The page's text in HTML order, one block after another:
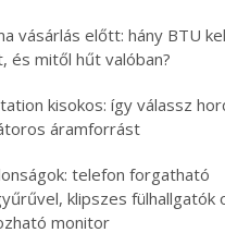
vásárlás előtt: hány BTU
és mitől hűt valóban?
kisokos: így válassz
áramforrást
telefon forgatható
klipszes fülhallgatók
monitor